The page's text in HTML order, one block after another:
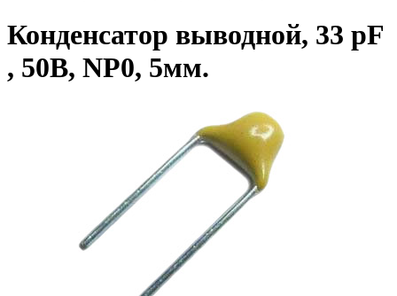
Конденсатор выводной, 33 pF
, 50В, NP0, 5мм.